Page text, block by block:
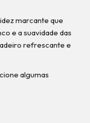
marcante que
e a suavidade das
refrescante e
algumas